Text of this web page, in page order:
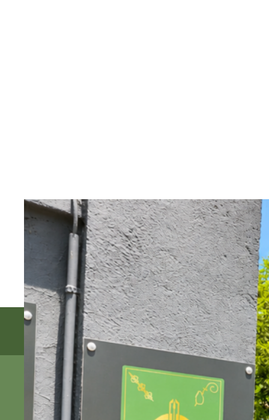
Nos horaires